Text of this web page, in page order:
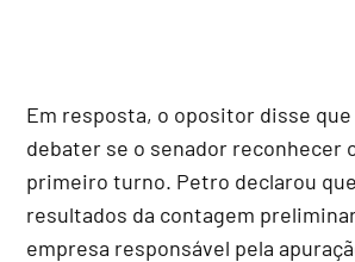
Em resposta, o opositor disse
debater se o senador reconhecer
primeiro turno. Petro declarou
resultados da contagem
empresa responsável pela